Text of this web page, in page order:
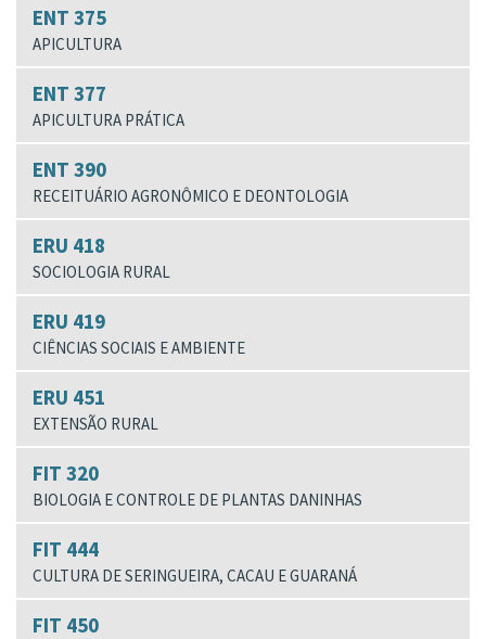
ENT 375
APICULTURA
ENT 377
APICULTURA PRÁTICA
ENT 390
RECEITUÁRIO AGRONÔMICO E DEONTOLOGIA
ERU 418
SOCIOLOGIA RURAL
ERU 419
CIÊNCIAS SOCIAIS E AMBIENTE
ERU 451
EXTENSÃO RURAL
FIT 320
BIOLOGIA E CONTROLE DE PLANTAS DANINHAS
FIT 444
CULTURA DE SERINGUEIRA, CACAU E GUARANÁ
FIT 450